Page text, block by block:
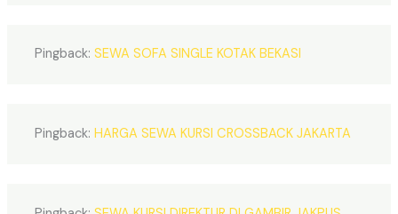
Pingback:SEWA SOFA SINGLE KOTAK BEKASI
Pingback:HARGA SEWA KURSI CROSSBACK JAKARTA